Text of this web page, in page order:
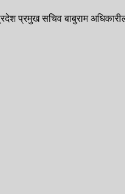
प्रमुख सचिव बाबुराम